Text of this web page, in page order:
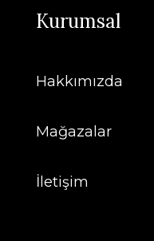
Kurumsal
Hakkımızda
Mağazalar
İletişim